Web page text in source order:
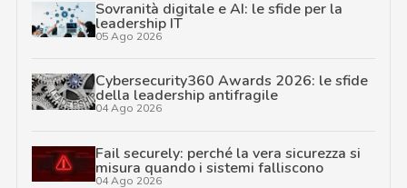
Sovranità digitale e AI: le sfide per la
leadership IT
05 Ago 2026
Cybersecurity360 Awards 2026: le sfide
della leadership antifragile
04 Ago 2026
Fail securely: perché la vera sicurezza si
misura quando i sistemi falliscono
04 Ago 2026